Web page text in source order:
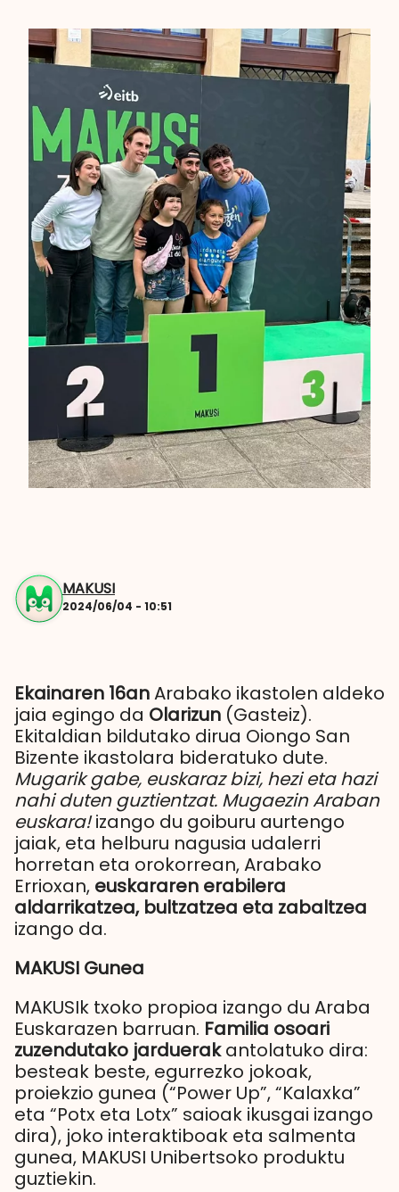
MAKUSI
2024/06/04 - 10:51
Ekainaren 16anArabako ikastolen aldeko
jaia egingo da Olarizun (Gasteiz).
Ekitaldian bildutako dirua Oiongo San
Bizente ikastolara bideratuko dute.
Mugarik gabe, euskaraz bizi, hezi eta hazi
nahi duten guztientzat. Mugaezin Araban
euskara!izango du goiburu aurtengo
jaiak, eta helburu nagusia udalerri
horretan eta orokorrean, Arabako
Errioxan, euskararen erabilera
aldarrikatzea, bultzatzea eta zabaltzea
izango da.
MAKUSI Gunea
MAKUSIk txoko propioa izango du Araba
Euskarazen barruan. Familia osoari
zuzendutako jarduerakantolatuko dira:
besteak beste, egurrezko jokoak,
proiekzio gunea (“Power Up”, “Kalaxka”
eta “Potx eta Lotx” saioak ikusgai izango
dira), joko interaktiboak eta salmenta
gunea, MAKUSI Unibertsoko produktu
guztiekin.